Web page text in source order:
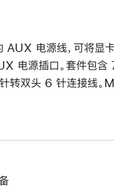
电源线，可将显
电源插口。套件包含
转双头 6 针连接线。